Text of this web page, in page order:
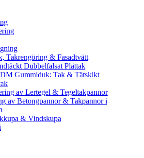
Takrengöring & Fasadtvätt
Dubbelfalsat Plåttak
Gummiduk: Tak & Tätskikt
av Lertegel & Tegeltakpannor
av Betongpannor & Takpannor i
& Vindskupa